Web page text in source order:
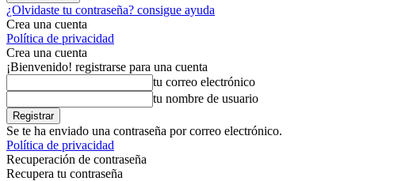
¿Olvidaste tu contraseña? consigue ayuda
Crea una cuenta
Política de privacidad
Crea una cuenta
¡Bienvenido! registrarse para una cuenta
tu correo electrónico
tu nombre de usuario
Se te ha enviado una contraseña por correo electrónico.
Política de privacidad
Recuperación de contraseña
Recupera tu contraseña